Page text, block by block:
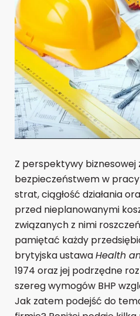
Z perspektywy biznesowej
bezpieczeństwem w
strat, ciągłość działania
przed nieplanowanymi
związanych z nimi
pamiętać każdy
brytyjska ustawaHealth
1974 oraz jej podrzędne
szereg wymogów BHP
Jak zatem podejść do